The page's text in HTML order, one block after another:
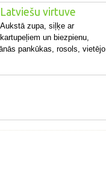
Latviešu virtuve
Aukstā zupa, siļķe ar
kartupeļiem un biezpienu,
pankūkas, rosols, vietējo